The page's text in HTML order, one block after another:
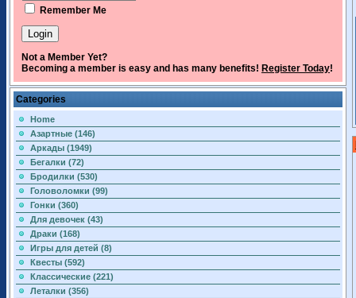
Remember Me
Not a Member Yet?
Becoming a member is easy and has many benefits! Register Today!
Categories
Home
Азартные (146)
Аркады (1949)
Бегалки (72)
Бродилки (530)
Головоломки (99)
Гонки (360)
Для девочек (43)
Драки (168)
Игры для детей (8)
Квесты (592)
Классические (221)
Леталки (356)